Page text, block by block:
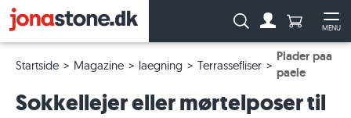
MENU
Søg: Antal
Startside Magazine laegning Terrassefliser
Plader paa
paele
Sokkellejer eller mørtelposer til